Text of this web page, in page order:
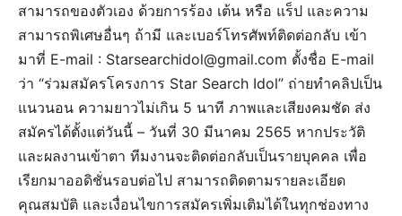
สามารถของตัวเอง ด้วยการร้อง เต้น หรือ แร็ป และความ
สามารถพิเศษอื่นๆ ถ้ามี และเบอร์โทรศัพท์ติดต่อกลับ เข้า
มาที่ E-mail : Starsearchidol@gmail.com ตั้งชื่อ E-mail
ว่า “ร่วมสมัครโครงการ Star Search Idol” ถ่ายทำคลิปเป็น
แนวนอน ความยาวไม่เกิน 5 นาที ภาพและเสียงคมชัด ส่ง
สมัครได้ตั้งแต่วันนี้ – วันที่ 30 มีนาคม 2565 หากประวัติ
และผลงานเข้าตา ทีมงานจะติดต่อกลับเป็นรายบุคคล เพื่อ
เรียกมาออดิชั่นรอบต่อไป สามารถติดตามรายละเอียด
คุณสมบัติ และเงื่อนไขการสมัครเพิ่มเติมได้ในทุกช่องทาง